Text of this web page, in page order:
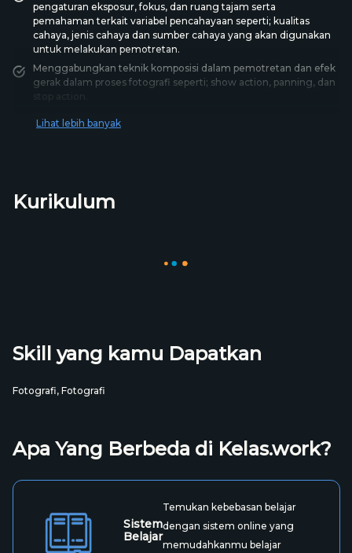
pengaturan eksposur, fokus, dan ruang tajam serta
pemahaman terkait variabel pencahayaan seperti; kualitas
cahaya, jenis cahaya dan sumber cahaya yang akan digunakan
untuk melakukan pemotretan.
Menggabungkan teknik komposisi dalam pemotretan dan efek
gerak dalam proses fotografi seperti; show action, panning, dan
pengambilan foto diantaranya yaitu; High angle, Low Angle,
editing foto pada aplikasi Adobe Photoshop Express dan
PicsArt.
Lihat lebih banyak
Kurikulum
Skill yang kamu Dapatkan
Fotografi, Fotografi
Apa Yang Berbeda di Kelas.work?
Sistem
Belajar
Temukan kebebasan belajar
dengan sistem online yang
memudahkanmu belajar